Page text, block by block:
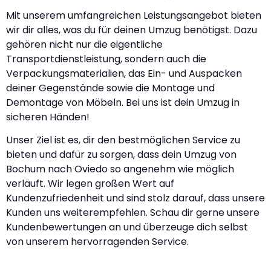
Mit unserem umfangreichen Leistungsangebot bieten
wir dir alles, was du für deinen Umzug benötigst. Dazu
gehören nicht nur die eigentliche
Transportdienstleistung, sondern auch die
Verpackungsmaterialien, das Ein- und Auspacken
deiner Gegenstände sowie die Montage und
Demontage von Möbeln. Bei uns ist dein Umzug in
sicheren Händen!
Unser Ziel ist es, dir den bestmöglichen Service zu
bieten und dafür zu sorgen, dass dein Umzug von
Bochum nach Oviedo so angenehm wie möglich
verläuft. Wir legen großen Wert auf
Kundenzufriedenheit und sind stolz darauf, dass unsere
Kunden uns weiterempfehlen. Schau dir gerne unsere
Kundenbewertungen an und überzeuge dich selbst
von unserem hervorragenden Service.